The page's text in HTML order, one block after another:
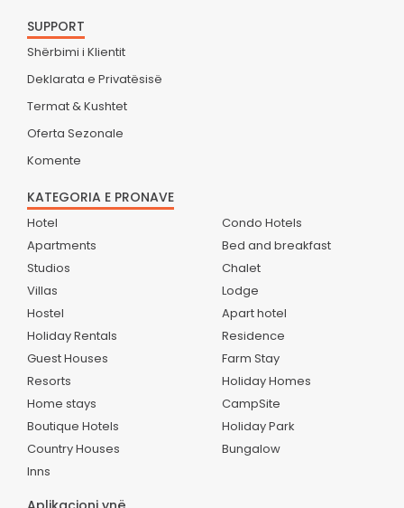
SUPPORT
Shërbimi i Klientit
Deklarata e Privatësisë
Termat & Kushtet
Oferta Sezonale
Komente
KATEGORIA E PRONAVE
Hotel
Apartments
Studios
Villas
Hostel
Holiday Rentals
Guest Houses
Resorts
Home stays
Boutique Hotels
Country Houses
Inns
Condo Hotels
Bed and breakfast
Chalet
Lodge
Apart hotel
Residence
Farm Stay
Holiday Homes
CampSite
Holiday Park
Bungalow